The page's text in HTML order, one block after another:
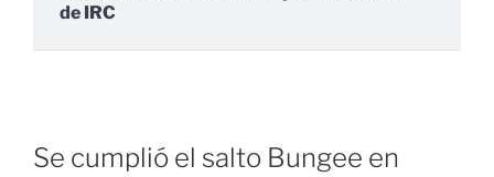
de IRC
Se cumplió el salto Bungee en